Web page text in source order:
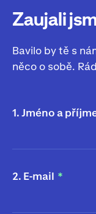
Zaujali
Bavilo by tě s
něco o sobě.
1. Jméno a
2. E-mail